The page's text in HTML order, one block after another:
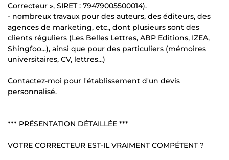
Correcteur », SIRET : 79479005500014).
- nombreux travaux pour des auteurs, des éditeurs, des
agences de marketing, etc., dont plusieurs sont des
clients réguliers (Les Belles Lettres, ABP Editions, IZEA,
Shingfoo...), ainsi que pour des particuliers (mémoires
universitaires, CV, lettres...)
Contactez-moi pour l'établissement d'un devis
personnalisé.
*** PRÉSENTATION DÉTAILLÉE ***
VOTRE CORRECTEUR EST-IL VRAIMENT COMPÉTENT ?